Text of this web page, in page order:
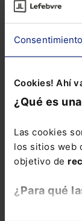
Consentimiento
Cookies! Ahí
¿Qué es
Las cookies
los sitios web
objetivo de
¿Para qué